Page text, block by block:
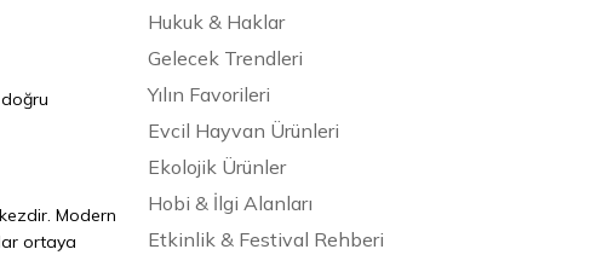
Modern
ortaya
Hukuk & Haklar
Gelecek Trendleri
Yılın Favorileri
Evcil Hayvan Ürünleri
Ekolojik Ürünler
Hobi & İlgi Alanları
Etkinlik & Festival Rehberi